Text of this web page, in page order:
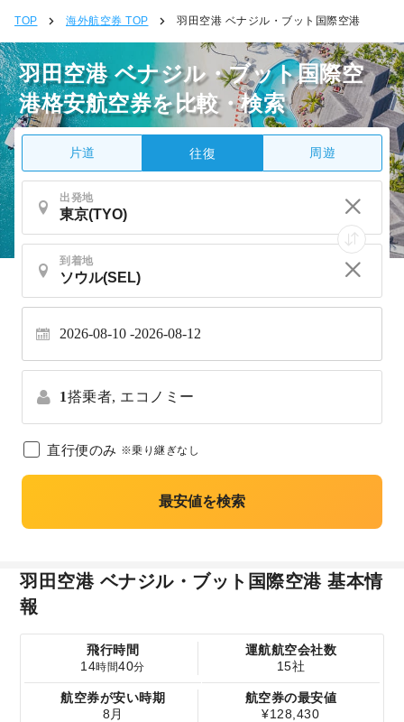
TOP 海外航空券 TOP 羽田空港 ベナジル・ブット国際空港
羽田空港 ベナジル・ブット国際空
港格安航空券を比較・検索
片道 往復 周遊
出発地
到着地
2026-08-10 2026-08-12
1搭乗者, エコノミー
直行便のみ ※乗り継ぎなし
最安値を検索
羽田空港 ベナジル・ブット国際空港 基本情
報
飛行時間
14時間40分
運航航空会社数
15社
航空券が安い時期
8月
航空券の最安値
¥128,430